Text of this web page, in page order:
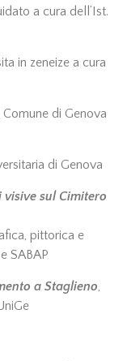
a cura dell’Ist.
in zeneize a cura
di Genova
di Genova
sul Cimitero
pittorica e
SABAP
a Staglieno,